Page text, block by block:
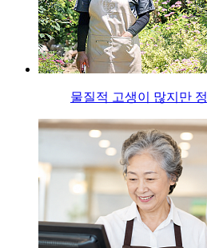
물질적 고생이 많지만